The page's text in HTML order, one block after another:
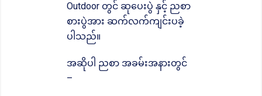
Outdoor တွင် ဆုပေးပွဲ နှင့် ညစာ
စားပွဲအား ဆက်လက်ကျင်းပခဲ့
ပါသည်။
အဆိုပါ ညစာ အခမ်းအနားတွင်
–